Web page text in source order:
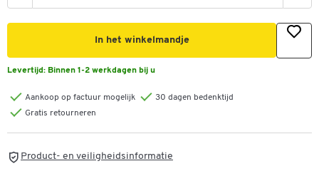
In het winkelmandje
Levertijd: Binnen 1-2 werkdagen bij u
Aankoop op factuur mogelijk
30 dagen bedenktijd
Gratis retourneren
Product- en veiligheidsinformatie